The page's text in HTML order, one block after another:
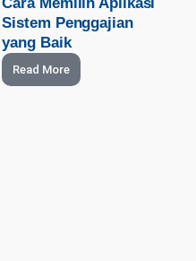
Cara Memilih Aplikasi
Sistem Penggajian
yang Baik
Read More